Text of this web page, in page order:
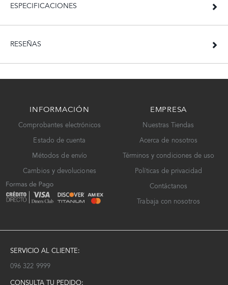
ESPECIFICACIONES
RESEÑAS
INFORMACIÓN
Comprobantes electrónicos
Estado de cuenta
Métodos de envío
Cambios y devoluciones
EMPRESA
Nuestras Tiendas
Acerca de nosotros
Términos y condiciones de uso
Políticas de privacidad
Contáctanos
Trabaja con nosotros
SERVICIO AL CLIENTE:
096 322 9999
CONSULTA TU PEDIDO: